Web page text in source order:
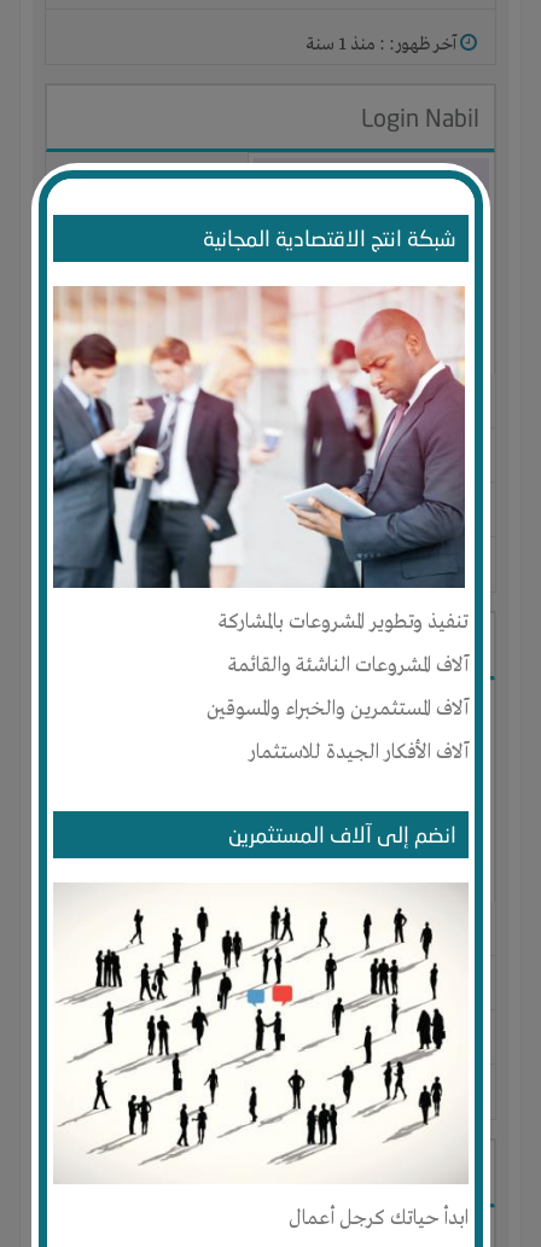
شبكة انتج الاقتصادية المجانية
تنفيذ وتطوير المشروعات بالمشاركة
آلاف المشروعات الناشئة والقائمة
آلاف المستثمرين والخبراء والمسوقين
آلاف الأفكار الجيدة للاستثمار
انضم إلى آلاف المستثمرين
ابدأ حياتك كرجل أعمال
آخر ظهور: : منذ 1 سنة
Login Nabil
الجنس : أنثى
لديـه : المال-الوقت -تسويق -شركة أو مصنع أو ورشة
المكان :مصر-القاهرة-كل المناطق
آخر ظهور: : منذ 1 سنة
الجنس : ذكر
لديـه : المال
المكان : ليبيا-الجبل الاخضر-البيضاء
آخر ظهور: : منذ 1 سنة